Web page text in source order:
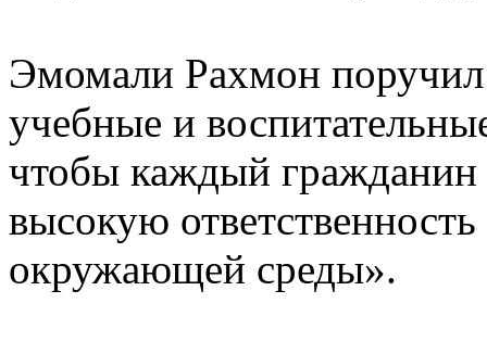
Эмомали Рахмон поручил
учебные и
чтобы каждый гражданин
высокую
окружающей среды».